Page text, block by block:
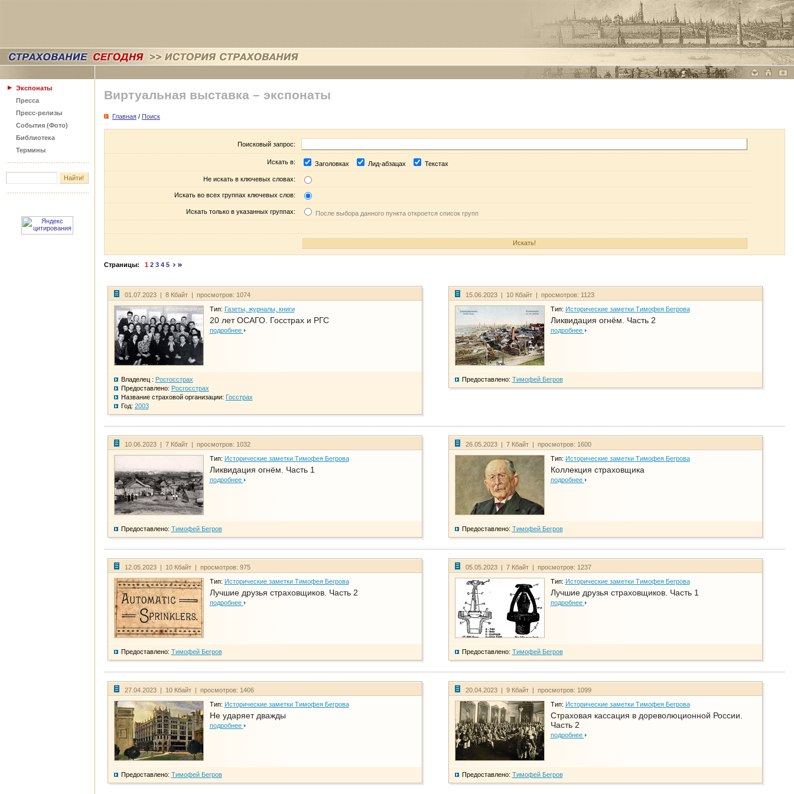
Экспонаты
Пресса
Пресс-релизы
События (Фото)
Библиотека
Термины
Виртуальная выставка – экспонаты
Главная / Поиск
Поисковый запрос:
Искать в: Заголовках Лид-абзацах Текстах
Не искать в ключевых словах:
Искать во всех группах ключевых слов:
Искать только в указанных группах: После выбора данного пункта откроется список групп
Страницы: 1 2 3 4 5
01.07.2023 | 8 Кбайт | просмотров: 1074
Тип: Газеты, журналы, книги
20 лет ОСАГО. Госстрах и РГС
подробнее
Владелец : Росгосстрах
Предоставлено: Росгосстрах
Название страховой организации: Госстрах
Год: 2003
15.06.2023 | 10 Кбайт | просмотров: 1123
Тип: Исторические заметки Тимофея Бегрова
Ликвидация огнём. Часть 2
подробнее
Предоставлено: Тимофей Бегров
10.06.2023 | 7 Кбайт | просмотров: 1032
Тип: Исторические заметки Тимофея Бегрова
Ликвидация огнём. Часть 1
подробнее
Предоставлено: Тимофей Бегров
26.05.2023 | 7 Кбайт | просмотров: 1600
Тип: Исторические заметки Тимофея Бегрова
Коллекция страховщика
подробнее
Предоставлено: Тимофей Бегров
12.05.2023 | 10 Кбайт | просмотров: 975
Тип: Исторические заметки Тимофея Бегрова
Лучшие друзья страховщиков. Часть 2
подробнее
Предоставлено: Тимофей Бегров
05.05.2023 | 7 Кбайт | просмотров: 1237
Тип: Исторические заметки Тимофея Бегрова
Лучшие друзья страховщиков. Часть 1
подробнее
Предоставлено: Тимофей Бегров
27.04.2023 | 10 Кбайт | просмотров: 1406
Тип: Исторические заметки Тимофея Бегрова
Не ударяет дважды
подробнее
Предоставлено: Тимофей Бегров
20.04.2023 | 9 Кбайт | просмотров: 1099
Тип: Исторические заметки Тимофея Бегрова
Страховая кассация в дореволюционной России.
Часть 2
подробнее
Предоставлено: Тимофей Бегров